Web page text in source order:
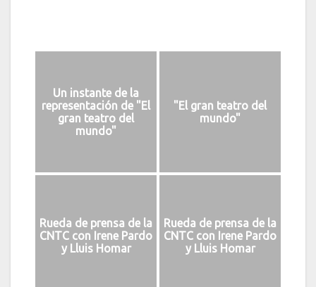
Un instante de la
representación de "El
gran teatro del
mundo"
"El gran teatro del
mundo"
Rueda de prensa de la
CNTC con Irene Pardo
y Lluis Homar
Rueda de prensa de la
CNTC con Irene Pardo
y Lluis Homar